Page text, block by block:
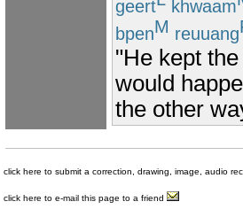
geert
khwaam
bpenM reuuang
"He kept
would
the other
click here to submit a correction, drawing, image, audio
click here to e-mail this page to a friend